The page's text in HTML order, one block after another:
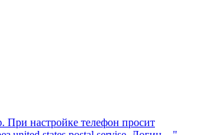
При настройке телефон просит